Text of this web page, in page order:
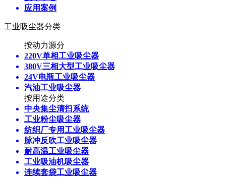
应用案例
工业吸尘器分类
按动力源分
220V单相工业吸尘器
380V三相大型工业吸尘器
24V电瓶工业吸尘器
汽油工业吸尘器
按用途分类
中央集尘清扫系统
工业粉尘吸尘器
纺织厂专用工业吸尘器
脉冲反吹工业吸尘器
耐高温工业吸尘器
工业吸油机吸尘器
连续套袋工业吸尘器